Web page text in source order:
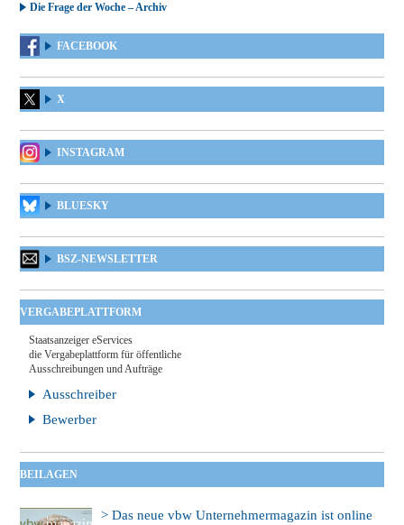
Die Frage der Woche – Archiv
FACEBOOK
X
INSTAGRAM
BLUESKY
BSZ-NEWSLETTER
VERGABEPLATTFORM
Staatsanzeiger eServices
die Vergabeplattform für öffentliche
Ausschreibungen und Aufträge
Ausschreiber
Bewerber
BEILAGEN
> Das neue vbw Unternehmermagazin ist online